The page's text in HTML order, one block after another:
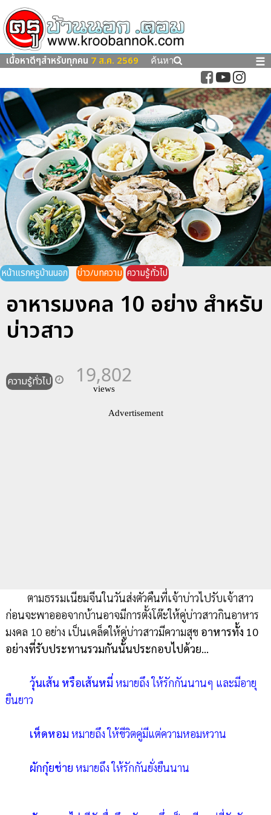
เนื้อหาดีๆสำหรับทุกคน 7 ส.ค. 2569 ค้นหา ☰
หน้าแรกครูบ้านนอก ข่าว/บทความ ความรู้ทั่วไป
อาหารมงคล 10 อย่าง สำหรับ
บ่าวสาว
ความรู้ทั่วไป 19,802
views
Advertisement
ตามธรรมเนียมจีนในวันส่งตัวคืนที่เจ้าบ่าวไปรับเจ้าสาว
ก่อนจะพาอออจากบ้านอาจมีการตั้งโต๊ะให้คู่บ่าวสาวกินอาหาร
มงคล 10 อย่าง เป็นเคล็ดให้คู่บ่าวสาวมีความสุข อาหารทั้ง 10
อย่างที่รับประทานรวมกันนั้นประกอบไปด้วย…
วุ้นเส้น หรือเส้นหมี่ หมายถึง ให้รักกันนานๆ และมีอายุ
ยืนยาว
เห็ดหอม หมายถึง ให้ขีวิตคู่มีแต่ความหอมหวาน
ผักกุ๋ยช่าย หมายถึง ให้รักกันยั่งยืนนาน